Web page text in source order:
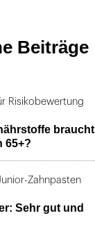
Beiträge
Risikobewertung
braucht
65+?
Zahnpasten
Sehr gut und